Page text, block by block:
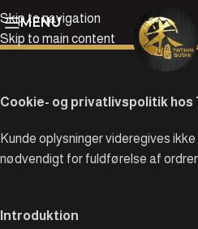
Skip to navigation
Skip to main content
MENU
Cookie- og privatlivspolitik hos
Kunde oplysninger videregives
nødvendigt for fuldførelse af
Introduktion